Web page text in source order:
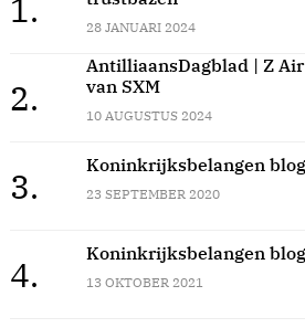
1. 28 JANUARI 2024
2.
AntilliaansDagblad | Z
van SXM
10 AUGUSTUS 2024
3.
Koninkrijksbelangen
23 SEPTEMBER 2020
4.
Koninkrijksbelangen
13 OKTOBER 2021